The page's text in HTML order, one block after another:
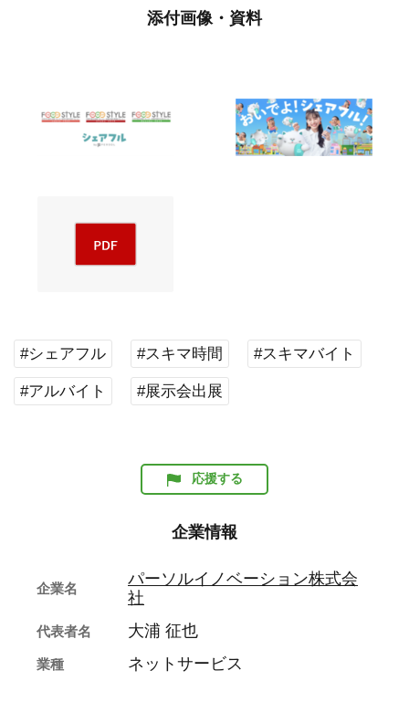
添付画像・資料
#シェアフル #スキマ時間 #スキマバイト
#アルバイト #展示会出展
応援する
企業情報
企業名
パーソルイノベーション株式会
社
代表者名 大浦 征也
業種 ネットサービス